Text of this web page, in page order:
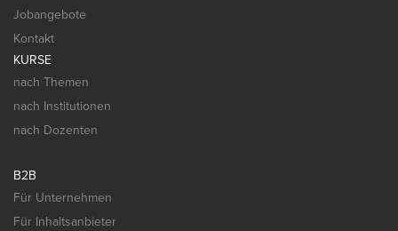
Jobangebote
Kontakt
KURSE
nach Themen
nach Institutionen
nach Dozenten
B2B
Für Unternehmen
Für Inhaltsanbieter